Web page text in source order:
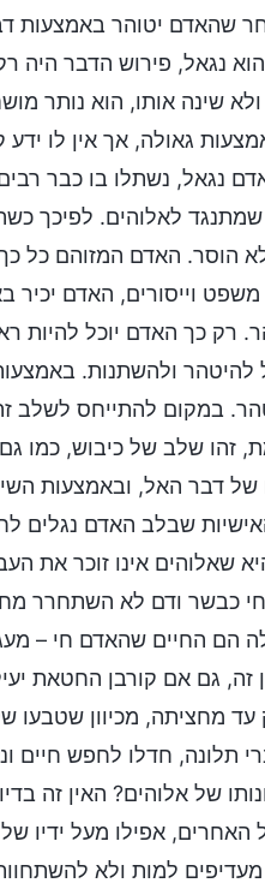
שהאדם יטוהר באמצעות
נגאל, פירוש הדבר היה
שינה אותו, הוא נותר
גאולה, אך אין לו ידע
נגאל, נשתלו בו כבר
לאלוהים. לפיכך
הוסר. האדם המזוהם כל
וייסורים, האדם
רק כך האדם יוכל להיות
ולהשתנות.
במקום להתייחס
זהו שלב של כיבוש, כמו
של דבר האל, ובאמצעות
שבלב האדם נגלים
אינו זוכר את
כבשר ודם לא השתחרר
החיים שהאדם חי –
זה, גם אם קורבן החטאת
מחציתה, מכיוון שטבעו
חדלו לחפש חיים
של אלוהים? האין זה
אפילו מעל ידיו
למות ולא